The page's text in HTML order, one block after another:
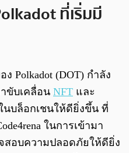
ที่เริ่มมี
Polkadot (DOT) กำลัง
ขับเคลื่อน NFT และ
นบล็อกเชนให้ดียิ่งขึ้น ที่
ในการเข้ามา
สอบความปลอดภัยให้ดียิ่ง